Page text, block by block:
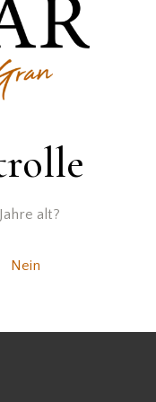
alt?
Nein
Auswahl